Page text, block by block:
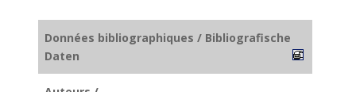
Données bibliographiques / Bibliografische
Daten